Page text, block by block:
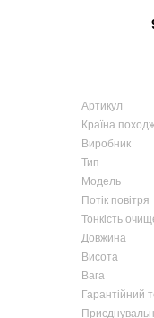
Артикул
Країна
Виробник
Тип
Модель
Потік повітря
Тонкість
Довжина
Висота
Вага
Гарантійний